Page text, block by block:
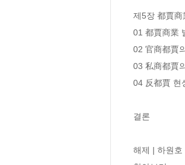
제5장 都賈商
01 都賈商業
02 官商都賈
03 私商都賈
04 反都賈 현
결론
해제 | 하원호